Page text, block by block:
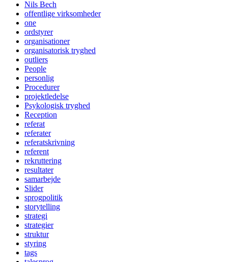
Nils Bech
offentlige virksomheder
one
ordstyrer
organisationer
organisatorisk tryghed
outliers
People
personlig
Procedurer
projektledelse
Psykologisk tryghed
Reception
referat
referater
referatskrivning
referent
rekruttering
resultater
samarbejde
Slider
sprogpolitik
storytelling
strategi
strategier
struktur
styring
tags